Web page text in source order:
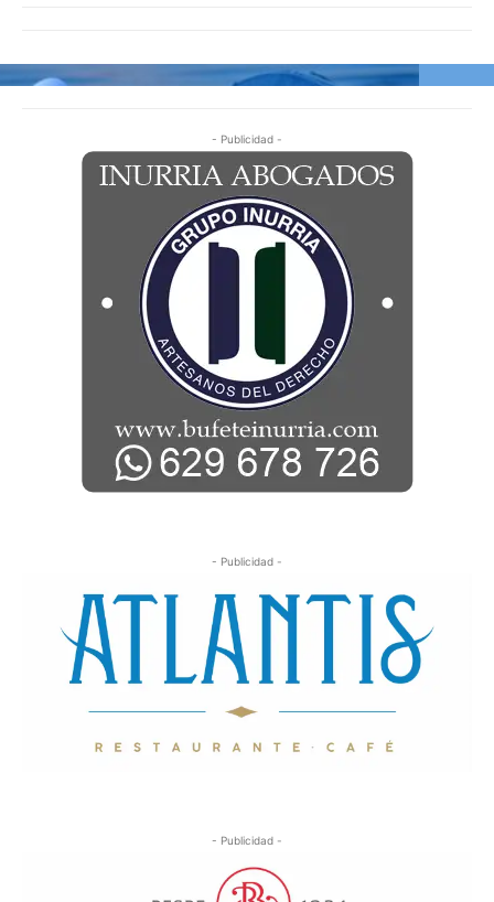
- Publicidad -
- Publicidad -
- Publicidad -